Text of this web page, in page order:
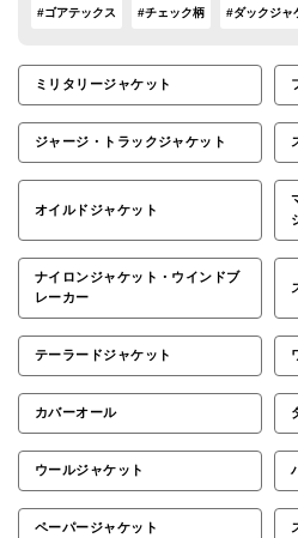
#ゴアテックス #チェック柄 #ダックジャ
ミリタリージャケット
ジャージ・トラックジャケット
オイルドジャケット
ナイロンジャケット・ウインドブ
レーカー
テーラードジャケット
カバーオール
ウールジャケット
ペーパージャケット